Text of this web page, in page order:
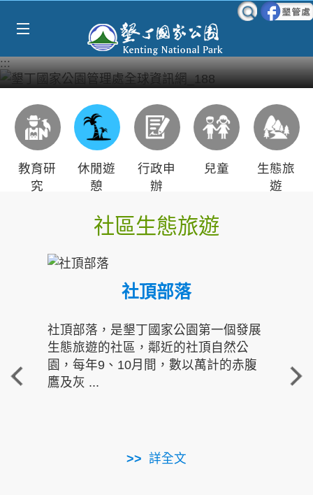
:::
教育研
究
休閒遊
憩
行政申
辦
兒童
生態旅
遊
社區生態旅遊
社頂部落
社頂部落，是墾丁國家公園第一個發展
生態旅遊的社區，鄰近的社頂自然公
園，每年9、10月間，數以萬計的赤腹
鷹及灰 ...
詳全文
重
走進